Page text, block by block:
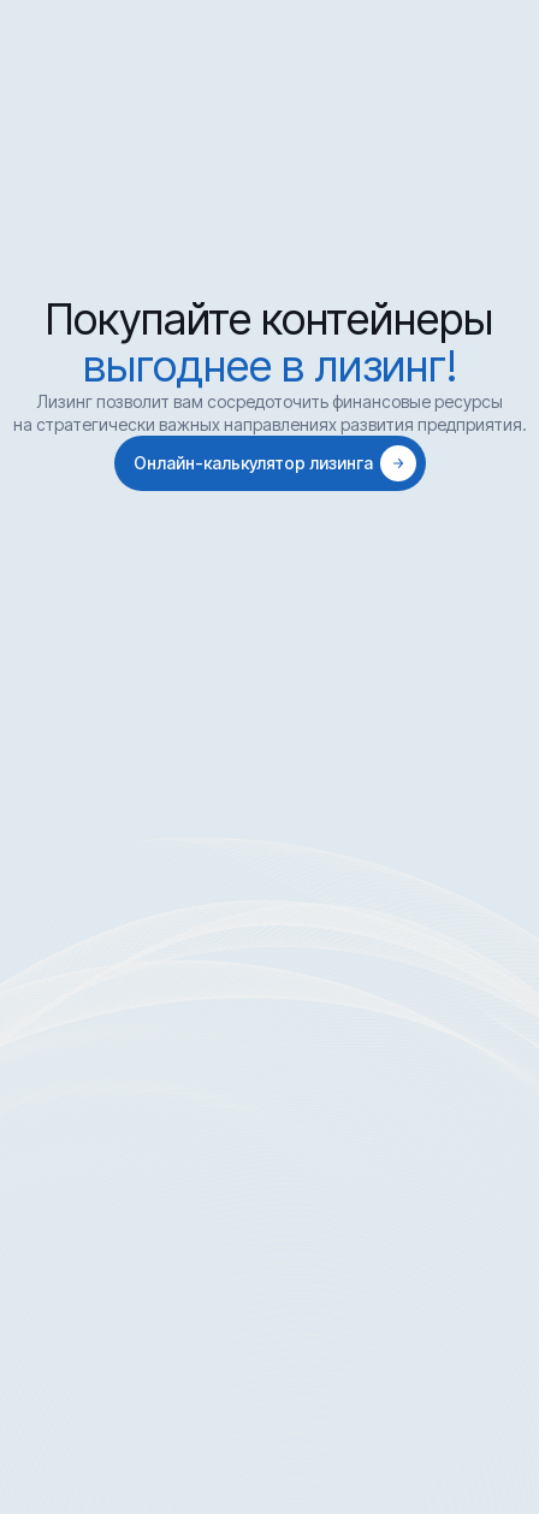
Покупайте контейнеры
выгоднее в лизинг!
Лизинг позволит вам сосредоточить финансовые ресурсы
на стратегически важных направлениях развития предприятия.
Онлайн-калькулятор лизинга